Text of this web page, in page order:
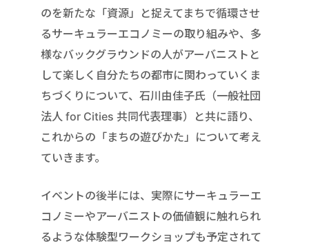
のを新たな「資源」と捉えてまちで循環させ
るサーキュラーエコノミーの取り組みや、多
様なバックグラウンドの人がアーバニストと
して楽しく自分たちの都市に関わっていくま
ちづくりについて、石川由佳子氏（一般社団
法人 for Cities 共同代表理事）と共に語り、
これからの「まちの遊びかた」について考え
ていきます。
イベントの後半には、実際にサーキュラーエ
コノミーやアーバニストの価値観に触れられ
るような体験型ワークショップも予定されて